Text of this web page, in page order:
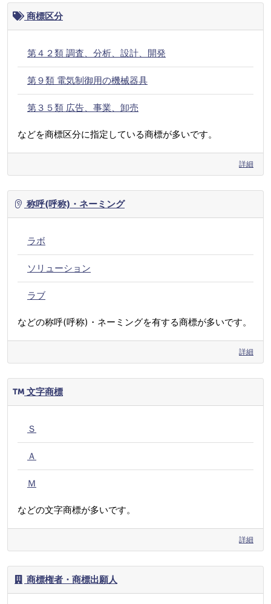
商標区分
第４２類 調査、分析、設計、開発
第９類 電気制御用の機械器具
第３５類 広告、事業、卸売
などを商標区分に指定している商標が多いです。
詳細
称呼(呼称)・ネーミング
ラボ
ソリューション
ラブ
などの称呼(呼称)・ネーミングを有する商標が多いです。
詳細
文字商標
Ｓ
Ａ
Ｍ
などの文字商標が多いです。
詳細
商標権者・商標出願人